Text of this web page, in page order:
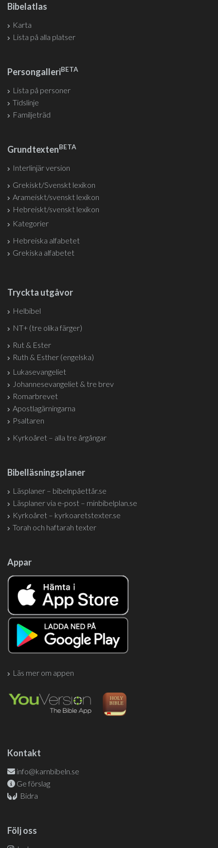
Bibelatlas
Karta
Lista på alla platser
PersongalleriBETA
Lista på personer
Tidslinje
Familjeträd
GrundtextenBETA
Interlinjär version
Grekiskt/Svenskt lexikon
Arameiskt/svenskt lexikon
Hebreiskt/svenskt lexikon
Kategorier
Hebreiska alfabetet
Grekiska alfabetet
Tryckta utgåvor
Helbibel
NT+ (tre olika färger)
Rut & Ester
Ruth & Esther (engelska)
Lukasevangeliet
Johannesevangeliet & tre brev
Romarbrevet
Apostlagärningarna
Psaltaren
Kyrkoåret – alla tre årgångar
Bibelläsningsplaner
Läsplaner – bibelnpåettår.se
Läsplaner via e-post – minbibelplan.se
Kyrkoåret – kyrkoaretstexter.se
Torah och haftarah texter
Appar
Läs mer om appen
Kontakt
info@karnbibeln.se
Ge förslag
Bidra
Följ oss